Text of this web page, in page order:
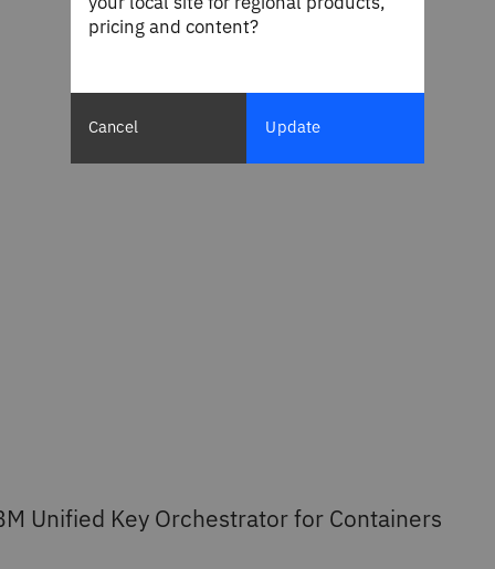
Unified Key Orchestrator for Containers
pricing and content?
Cancel Update